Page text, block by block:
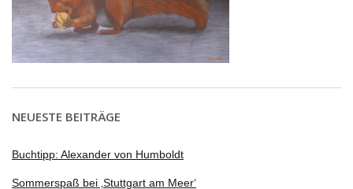
NEUESTE BEITRÄGE
Buchtipp: Alexander von Humboldt
Sommerspaß bei ‚Stuttgart am Meer‘